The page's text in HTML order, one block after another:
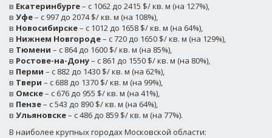
в Екатеринбурге– с 1062 до 2415 $/ кв. м (на 127%),
в Уфе– с 997 до 2074 $/ кв. м (на 108%),
в Новосибирске– с 1012 до 1658 $/ кв. м (на 64%),
в Нижнем Новгороде– с 720 до 1650 $/ кв. м (на 129%),
в Тюмени – с 864 до 1600 $/ кв. м (на 85%),
в Ростове-на-Дону– с 861 до 1550 $/ кв. м (на 80%),
в Перми – с 882 до 1430 $/ кв. м (на 62%),
в Твери – с 688 до 1370 $/ кв. м (на 99%),
в Омске– с 676 до 955 $/ кв. м (на 41%),
в Пензе– с 543 до 890 $/ кв. м (на 64%),
в Ульяновске– с 486 до 859 $/ кв. м (на 77%).
В наиболее крупных городах Московской области: